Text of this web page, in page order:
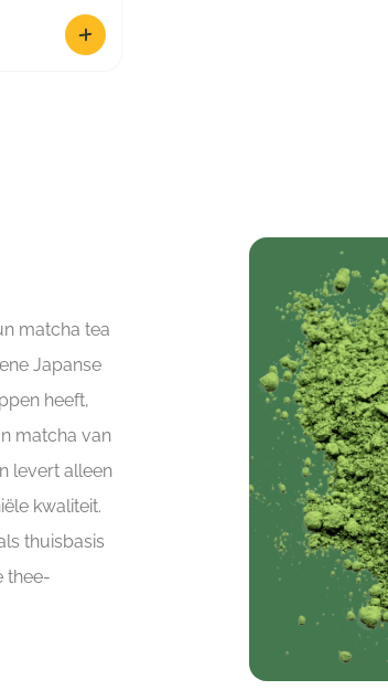
matcha tea
Japanse
heeft,
matcha van
levert alleen
kwaliteit.
thuisbasis
thee-